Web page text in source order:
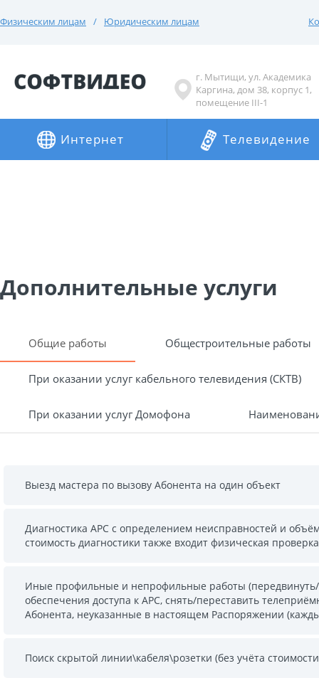
Физическим лицам Юридическим лицам
г. Мытищи, ул. Академика
Каргина, дом 38, корпус 1,
помещение III-1
Интернет Телевидение
Дополнительные услуги
Общие работы Общестроительные работы
При оказании услуг кабельного телевидения (СКТВ)
При оказании услуг Домофона
Выезд мастера по вызову Абонента на один объект
Диагностика АРС с определением неисправностей и
стоимость диагностики также входит физическая
Иные профильные и непрофильные работы (передвинуть/
обеспечения доступа к АРС, снять/переставить
Абонента, неуказанные в настоящем Распоряжении
Поиск скрытой линии\кабеля\розетки (без учёта